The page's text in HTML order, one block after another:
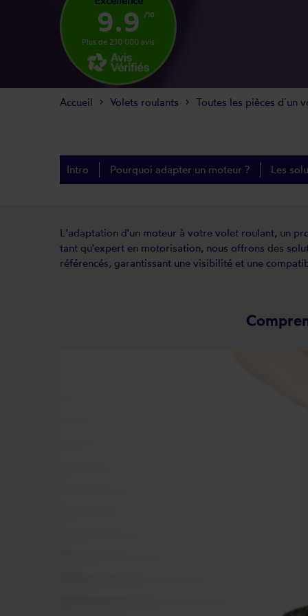
9.9 /10
Plus de 210 000 avis
Intro Pourquoi adapter un moteur ? Les
L'adaptation d'un moteur à votre volet roulant, un
tant qu'expert en motorisation, nous offrons des
référencés, garantissant une visibilité et une
Accueil Volets roulants Toutes les pièces d´un